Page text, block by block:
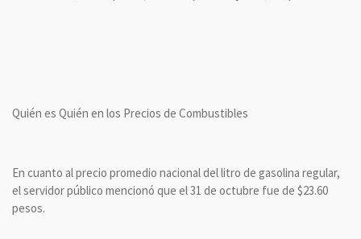
Quién es Quién en los Precios de Combustibles
En cuanto al precio promedio nacional del litro de gasolina regular,
el servidor público mencionó que el 31 de octubre fue de $23.60
pesos.